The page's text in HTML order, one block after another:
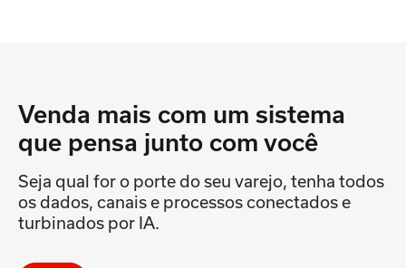
Venda mais com um sistema
que pensa junto com você
Seja qual for o porte do seu varejo, tenha todos
os dados, canais e processos conectados e
turbinados por IA.